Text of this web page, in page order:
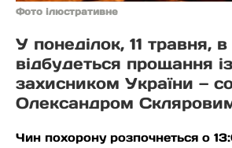
Фото ілюстративне
У понеділок, 11 травня,
відбудеться прощання
захисником України —
Олександром
Чин похорону розпочнеться о